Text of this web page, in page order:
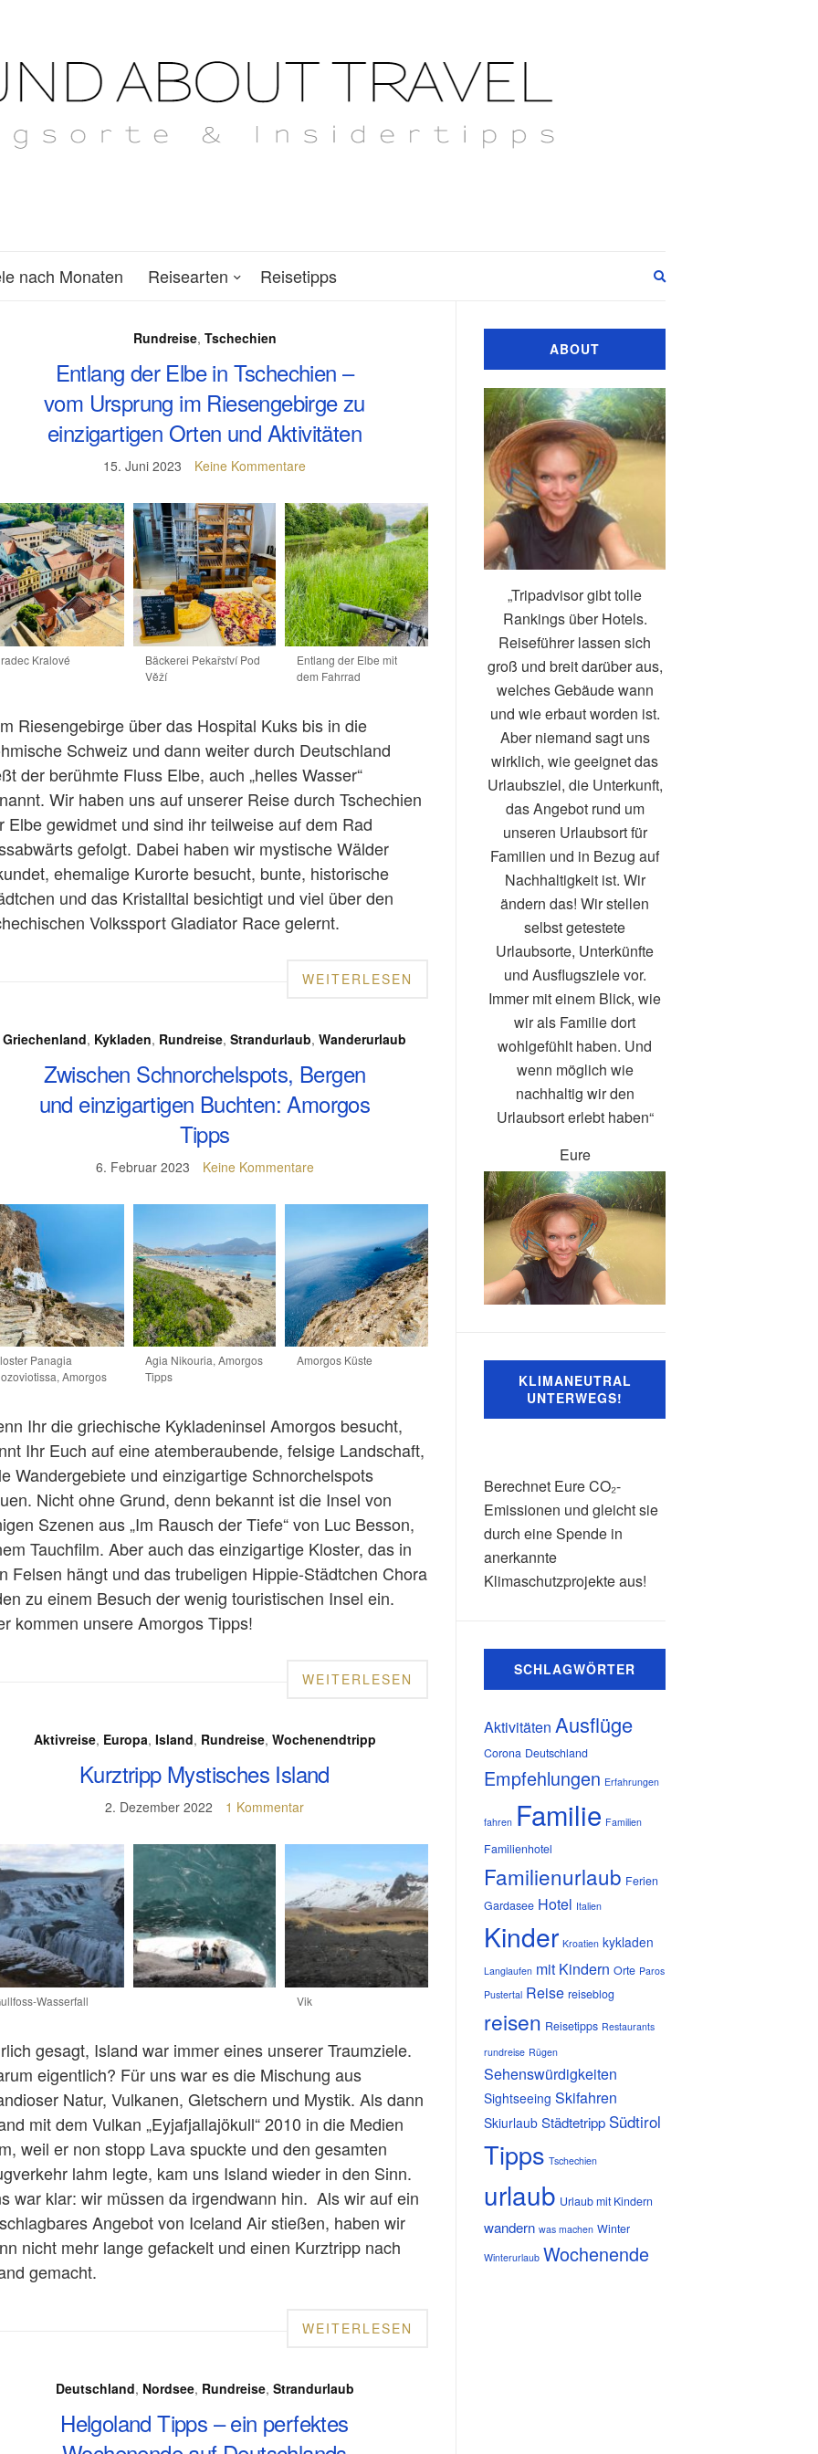
nach Monaten Reisearten Reisetipps
Rundreise, Tschechien
Entlang der Elbe in Tschechien –
vom Ursprung im Riesengebirge zu
einzigartigen Orten und Aktivitäten
15. Juni 2023 Keine Kommentare
Kralové
Bäckerei Pekařství Pod
Věží
Entlang der Elbe mit
dem Fahrrad
Riesengebirge über das Hospital Kuks bis in die
Schweiz und dann weiter durch Deutschland
der berühmte Fluss Elbe, auch „helles Wasser“
Wir haben uns auf unserer Reise durch Tschechien
Elbe gewidmet und sind ihr teilweise auf dem Rad
gefolgt. Dabei haben wir mystische Wälder
ehemalige Kurorte besucht, bunte, historische
und das Kristalltal besichtigt und viel über den
Volkssport Gladiator Race gelernt.
WEITERLESEN
Griechenland, Kykladen, Rundreise, Strandurlaub, Wanderurlaub
Zwischen Schnorchelspots, Bergen
und einzigartigen Buchten: Amorgos
Tipps
6. Februar 2023 Keine Kommentare
Panagia
Amorgos
Agia Nikouria, Amorgos
Tipps
Amorgos Küste
Ihr die griechische Kykladeninsel Amorgos besucht,
Ihr Euch auf eine atemberaubende, felsige Landschaft,
Wandergebiete und einzigartige Schnorchelspots
Nicht ohne Grund, denn bekannt ist die Insel von
Szenen aus „Im Rausch der Tiefe“ von Luc Besson,
Tauchfilm. Aber auch das einzigartige Kloster, das in
Felsen hängt und das trubeligen Hippie-Städtchen Chora
zu einem Besuch der wenig touristischen Insel ein.
kommen unsere Amorgos Tipps!
WEITERLESEN
Aktivreise, Europa, Island, Rundreise, Wochenendtripp
Kurztripp Mystisches Island
2. Dezember 2022 1 Kommentar
Wasserfall Vik
gesagt, Island war immer eines unserer Traumziele.
eigentlich? Für uns war es die Mischung aus
Natur, Vulkanen, Gletschern und Mystik. Als dann
mit dem Vulkan „Eyjafjallajökull“ 2010 in die Medien
weil er non stopp Lava spuckte und den gesamten
lahm legte, kam uns Island wieder in den Sinn.
war klar: wir müssen da irgendwann hin. Als wir auf ein
Angebot von Iceland Air stießen, haben wir
nicht mehr lange gefackelt und einen Kurztripp nach
gemacht.
WEITERLESEN
Deutschland, Nordsee, Rundreise, Strandurlaub
Helgoland Tipps – ein perfektes
ABOUT
„Tripadvisor gibt tolle
Rankings über Hotels.
Reiseführer lassen sich
groß und breit darüber aus,
welches Gebäude wann
und wie erbaut worden ist.
Aber niemand sagt uns
wirklich, wie geeignet das
Urlaubsziel, die Unterkunft,
das Angebot rund um
unseren Urlaubsort für
Familien und in Bezug auf
Nachhaltigkeit ist. Wir
ändern das! Wir stellen
selbst getestete
Urlaubsorte, Unterkünfte
und Ausflugsziele vor.
Immer mit einem Blick, wie
wir als Familie dort
wohlgefühlt haben. Und
wenn möglich wie
nachhaltig wir den
Urlaubsort erlebt haben“
Eure
KLIMANEUTRAL
UNTERWEGS!
Berechnet Eure CO₂-
Emissionen und gleicht sie
durch eine Spende in
anerkannte
Klimaschutzprojekte aus!
SCHLAGWÖRTER
Aktivitäten Ausflüge
Corona Deutschland
Empfehlungen Erfahrungen
fahren Familie Familien
Familienhotel
Familienurlaub Ferien
Gardasee Hotel Italien
Kinder Kroatien kykladen
Langlaufen mit Kindern Orte Paros
Pustertal Reise reiseblog
reisen Reisetipps Restaurants
rundreise Rügen
Sehenswürdigkeiten
Sightseeing Skifahren
Skiurlaub Städtetripp Südtirol
Tipps Tschechien
urlaub Urlaub mit Kindern
wandern was machen Winter
Winterurlaub Wochenende